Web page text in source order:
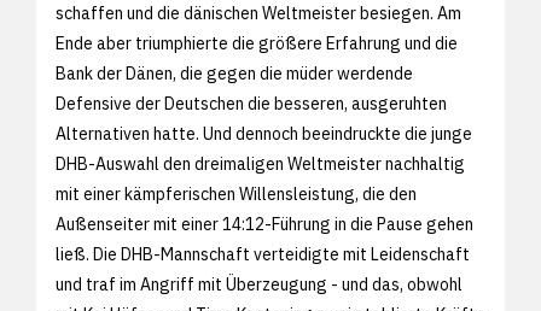
schaffen und die dänischen Weltmeister besiegen. Am
Ende aber triumphierte die größere Erfahrung und die
Bank der Dänen, die gegen die müder werdende
Defensive der Deutschen die besseren, ausgeruhten
Alternativen hatte. Und dennoch beeindruckte die junge
DHB-Auswahl den dreimaligen Weltmeister nachhaltig
mit einer kämpferischen Willensleistung, die den
Außenseiter mit einer 14:12-Führung in die Pause gehen
ließ. Die DHB-Mannschaft verteidigte mit Leidenschaft
und traf im Angriff mit Überzeugung - und das, obwohl